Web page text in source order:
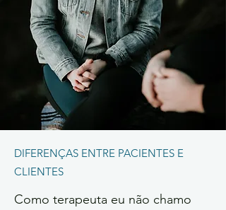
DIFERENÇAS ENTRE PACIENTES E
CLIENTES
Como terapeuta eu não chamo